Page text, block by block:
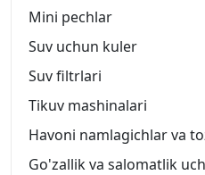
Mini pechlar
Suv uchun kuler
Suv filtrlari
Tikuv mashinalari
Havoni namlagichlar va
Go'zallik va salomatlik